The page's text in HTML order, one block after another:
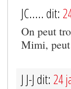
JC..... dit:
On peut
Mimi,
J J-J dit: 24